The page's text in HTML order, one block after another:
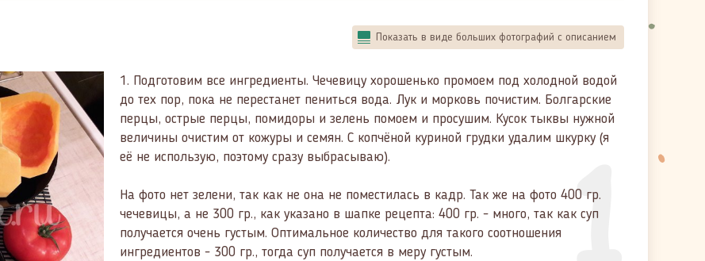
Показать в виде больших фотографий с описанием
1
1. Подготовим все ингредиенты. Чечевицу хорошенько промоем под холодной водой
до тех пор, пока не перестанет пениться вода. Лук и морковь почистим. Болгарские
перцы, острые перцы, помидоры и зелень помоем и просушим. Кусок тыквы нужной
величины очистим от кожуры и семян. С копчёной куриной грудки удалим шкурку (я
её не использую, поэтому сразу выбрасываю).
На фото нет зелени, так как не она не поместилась в кадр. Так же на фото 400 гр.
чечевицы, а не 300 гр., как указано в шапке рецепта: 400 гр. - много, так как суп
получается очень густым. Оптимальное количество для такого соотношения
ингредиентов - 300 гр., тогда суп получается в меру густым.